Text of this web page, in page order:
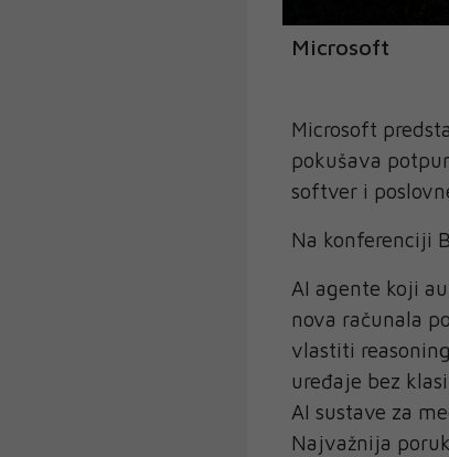
Microsoft
Microsoft
pokušava
softver i
Na konferenciji
AI agente koji
nova računala
vlastiti
uređaje bez
AI sustave za
Najvažnija